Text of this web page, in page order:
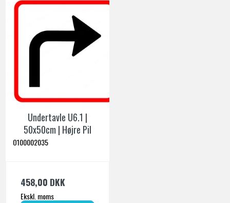
Undertavle U6.1 |
50x50cm | Højre Pil
O100002035
458,00 DKK
Ekskl. moms